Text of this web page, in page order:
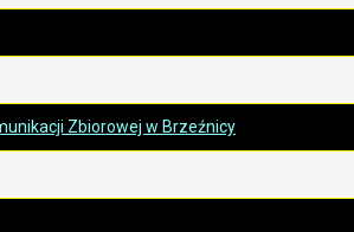
Zbiorowej w Brzeźnicy